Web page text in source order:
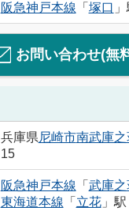
阪急神戸本線 「 塚口
お問い合わせ(無
兵庫県尼崎市南武庫之
15
阪急神戸本線 「 武庫之
東海道本線 「 立花」駅